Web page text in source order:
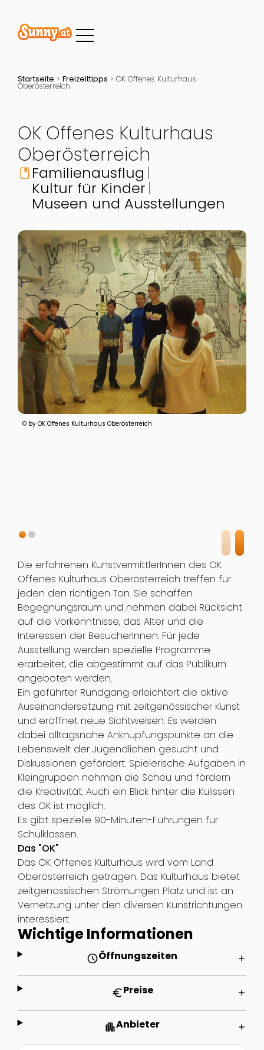
Startseite > Freizeittipps > OK Offenes Kulturhaus
Oberösterreich
OK Offenes Kulturhaus
Oberösterreich
book Familienausflug
Kultur für Kinder
Museen und Ausstellungen
© by OK Offenes Kulturhaus Oberösterreich
Die erfahrenen KunstvermittlerInnen des OK
Offenes Kulturhaus Oberösterreich treffen für
jeden den richtigen Ton. Sie schaffen
Begegnungsraum und nehmen dabei Rücksicht
auf die Vorkenntnisse, das Alter und die
Interessen der BesucherInnen. Für jede
Ausstellung werden spezielle Programme
erarbeitet, die abgestimmt auf das Publikum
angeboten werden.
Ein geführter Rundgang erleichtert die aktive
Auseinandersetzung mit zeitgenössischer Kunst
und eröffnet neue Sichtweisen. Es werden
dabei alltagsnahe Anknüpfungspunkte an die
Lebenswelt der Jugendlichen gesucht und
Diskussionen gefördert. Spielerische Aufgaben in
Kleingruppen nehmen die Scheu und fördern
die Kreativität. Auch ein Blick hinter die Kulissen
des OK ist möglich.
Es gibt spezielle 90-Minuten-Führungen für
Schulklassen.
Das "OK"
Das OK Offenes Kulturhaus wird vom Land
Oberösterreich getragen. Das Kulturhaus bietet
zeitgenössischen Strömungen Platz und ist an
Vernetzung unter den diversen Kunstrichtungen
interessiert.
Wichtige Informationen
scheduleÖffnungszeiten add
euroPreise add
apartmentAnbieter add